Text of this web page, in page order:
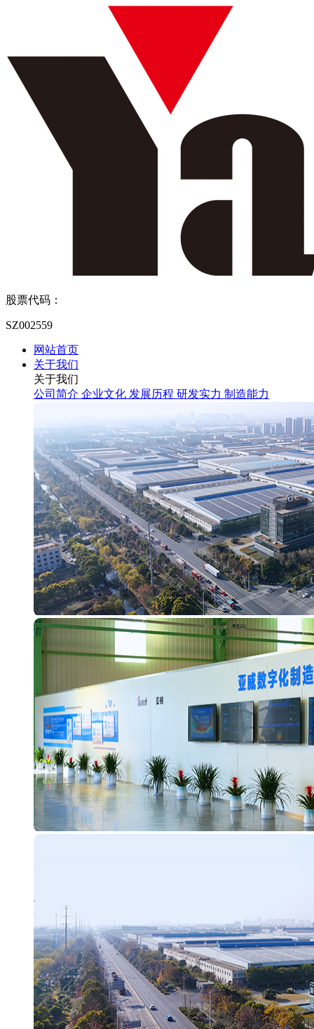
股票代码：
SZ002559
网站首页
关于我们
关于我们
公司简介 企业文化 发展历程 研发实力 制造能力